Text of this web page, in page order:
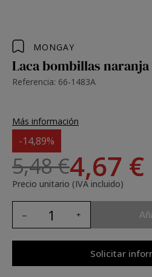
MONGAY
Laca bombillas naranja
Referencia: 66-1483A
Más información
-14,89%
5,48 €4,67 €
Precio unitario (IVA incluido)
Solicitar